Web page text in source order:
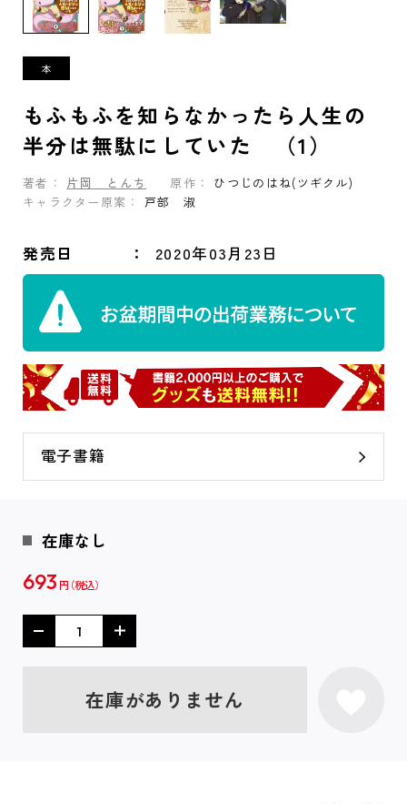
もふもふを知らなかったら人生の
半分は無駄にしていた （1）
著者： 片岡 とんち 原作：
ひつじのはね(ツギクル)
キャラクター原案：
戸部 淑
発売日 2020年03月23日
電子書籍
在庫なし
693 円
在庫がありません